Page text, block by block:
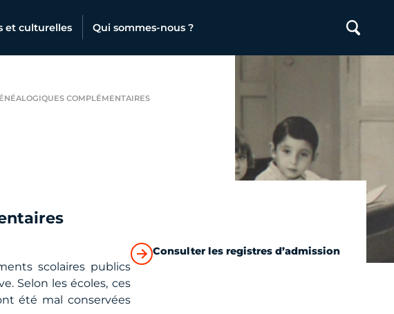
et culturelles Qui sommes-nous ?
COMPLÉMENTAIRES
scolaires publics
Selon les écoles, ces
été mal conservées
Consulter les registres d’admission